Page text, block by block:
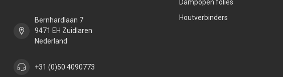
Bernhardlaan 7
9471 EH Zuidlaren
Nederland
+31 (0)50 4090773
Dampopen folies
Houtverbinders